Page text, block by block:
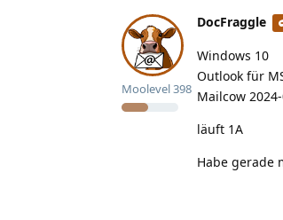
DocFraggle
Moolevel398
Windows 10
Outlook für
Mailcow
läuft 1A
Habe gerade